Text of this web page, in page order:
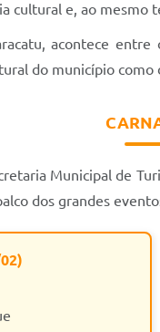
cultural e, ao mesmo
acontece entre
do município
Municipal de
dos grandes